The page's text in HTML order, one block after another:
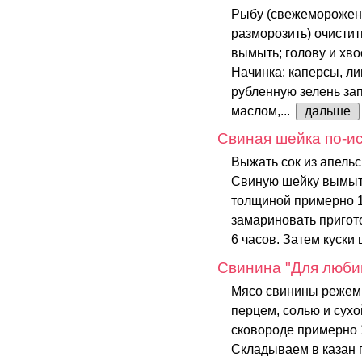
Рыбу
разморозить)
вымыть; голову и
Начинка: каперсы,
рубленную зелень
маслом,...
дальше
Свиная шейка по-
Выжать сок из
Свиную шейку
толщиной примерно
замариновать
6 часов. Затем куски
Cвинина "Для
Мясо свинины режем
перцем, солью и
сковороде примерно
Складываем в казан